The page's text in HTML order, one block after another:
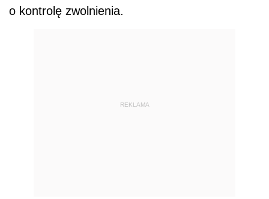
o kontrolę zwolnienia.
REKLAMA